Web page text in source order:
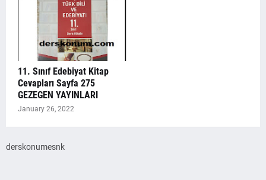
11. Sınıf Edebiyat Kitap
Cevapları Sayfa 275
GEZEGEN YAYINLARI
January 26, 2022
derskonumesnk